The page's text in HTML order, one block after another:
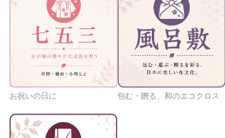
お祝いの日に 包む・贈る、和のエコクロス